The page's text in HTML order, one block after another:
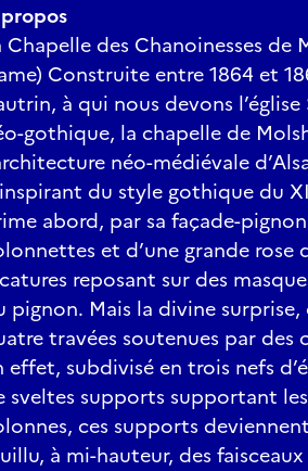
Chapelle des Chanoinesses
Construite entre 1864 et
à qui nous devons
gothique, la chapelle de
néo-médiévale
du style gothique du
abord, par sa façade-
et d’une grande rose
reposant sur des
pignon. Mais la divine surprise,
travées soutenues par des
effet, subdivisé en trois nefs
sveltes supports supportant
ces supports
à mi-hauteur, des